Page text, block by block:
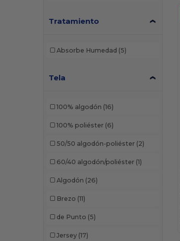
Tratamiento
Absorbe Humedad (5)
Tela
100% algodón (16)
100% poliéster (6)
50/50 algodón-poliéster (2)
60/40 algodón/poliéster (1)
Algodón (26)
Brezo (11)
de Punto (5)
Jersey (17)